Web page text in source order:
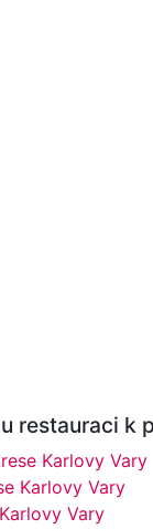
restauraci k
Karlovy Vary
Karlovy Vary
Vary